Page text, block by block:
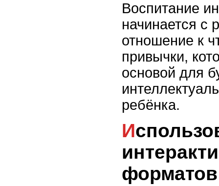
Воспитание
начинается с
отношение к
привычки,
основой для
ребёнка.
Использование